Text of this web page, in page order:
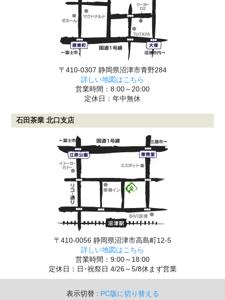
〒410-0307 静岡県沼津市青野284
詳しい地図はこちら
営業時間：8:00～20:00
定休日：年中無休
石田茶業 北口支店
〒410-0056 静岡県沼津市高島町12-5
詳しい地図はこちら
営業時間：9:00～18:00
定休日：日･祝祭日 4/26～5/8休まず営業
表示切替 : PC版に切り替える